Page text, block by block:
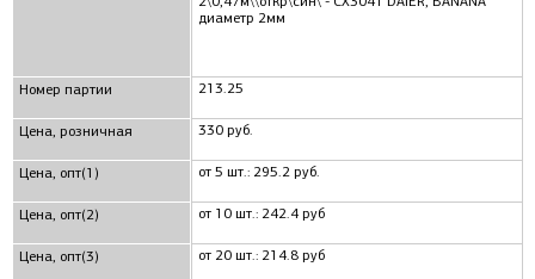
Номер партии
Цена, розничная
Цена, опт(1)
Цена, опт(2)
Цена, опт(3)
диаметр 2мм
213.25
330 руб.
от 5 шт.: 295.2 руб.
от 10 шт.: 242.4 руб
от 20 шт.: 214.8 руб